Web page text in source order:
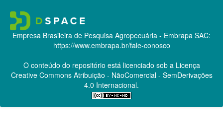
Empresa Brasileira de Pesquisa Agropecuária - Embrapa SAC:
https://www.embrapa.br/fale-conosco
O conteúdo do repositório está licenciado sob a Licença
Creative CommonsAtribuição - NãoComercial - SemDerivações
4.0 Internacional.